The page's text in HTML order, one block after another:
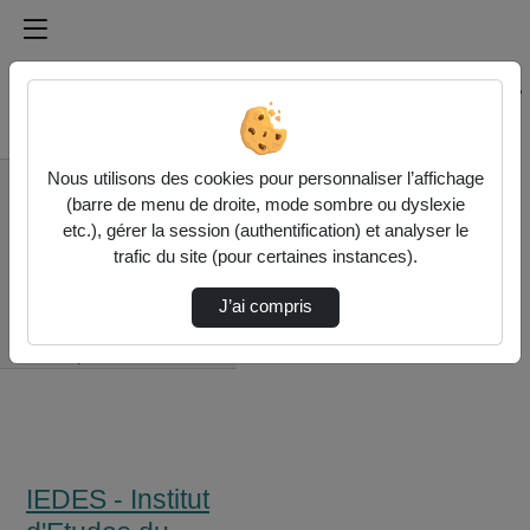
Médiathèque de l'université Paris
Rechercher un média sur Médiathèque de l'université
Accueil
IEDES - Institut
d'Etudes du
Développement de la
IEDES - Institut
Nous utilisons des cookies pour personnaliser l’affichage
(barre de menu de droite, mode sombre ou dyslexie
etc.), gérer la session (authentification) et analyser le
trafic du site (pour certaines instances).
J’ai compris